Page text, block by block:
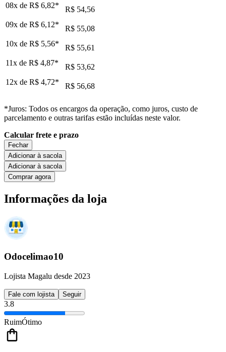
08x de R$ 6,82*
R$ 54,56
09x de R$ 6,12*
R$ 55,08
10x de R$ 5,56*
R$ 55,61
11x de R$ 4,87*
R$ 53,62
12x de R$ 4,72* R$ 56,68
*Juros: Todos os encargos da operação, como juros, custo de
parcelamento e outras tarifas estão incluídas neste valor.
Calcular frete e prazo
Fechar
Adicionar à sacola
Adicionar à sacola
Comprar agora
Informações da loja
Odocelimao10
Lojista Magalu desde 2023
Fale com lojista Seguir
3.8
RuimÓtimo